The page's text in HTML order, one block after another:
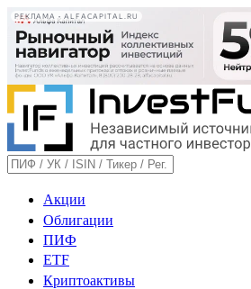
РЕКЛАМА • ALFACAPITAL.RU
Акции
Облигации
ПИФ
ETF
Криптоактивы